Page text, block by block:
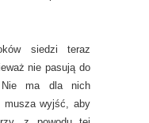
siedzi teraz
nie pasują do
Nie ma dla nich
musza wyjść, aby